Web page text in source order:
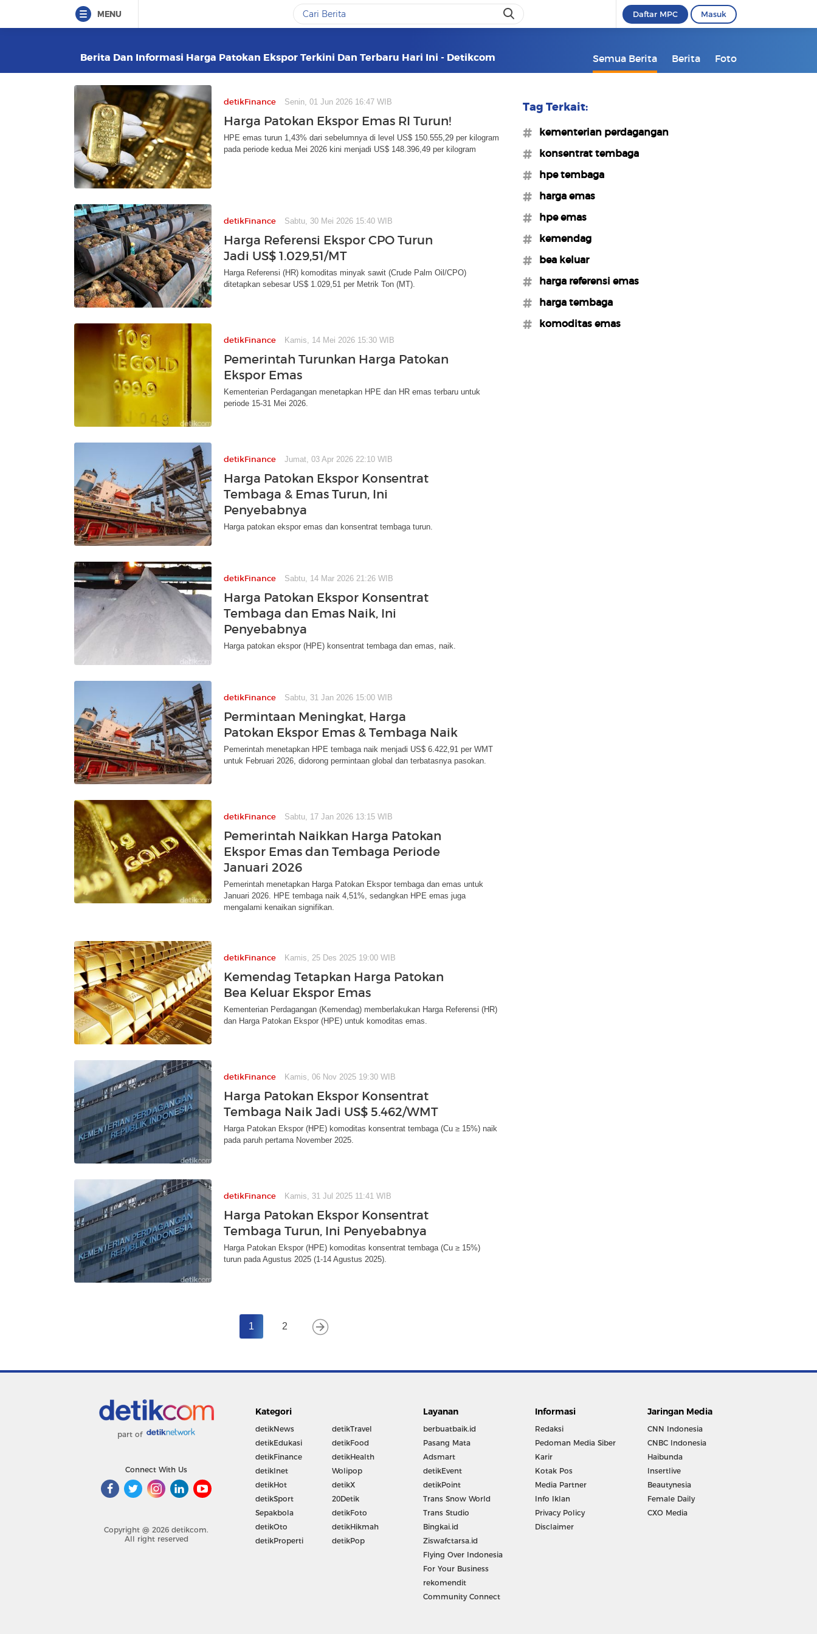
MENU Daftar MPC Masuk
Berita Dan Informasi Harga Patokan Ekspor Terkini Dan Terbaru Hari Ini - Detikcom Semua Berita Berita Foto
detikFinance Senin, 01 Jun 2026 16:47 WIB
Harga Patokan Ekspor Emas RI Turun!
HPE emas turun 1,43% dari sebelumnya di level US$ 150.555,29 per kilogram
pada periode kedua Mei 2026 kini menjadi US$ 148.396,49 per kilogram
detikFinance Sabtu, 30 Mei 2026 15:40 WIB
Harga Referensi Ekspor CPO Turun
Jadi US$ 1.029,51/MT
Harga Referensi (HR) komoditas minyak sawit (Crude Palm Oil/CPO)
ditetapkan sebesar US$ 1.029,51 per Metrik Ton (MT).
detikFinance Kamis, 14 Mei 2026 15:30 WIB
Pemerintah Turunkan Harga Patokan
Ekspor Emas
Kementerian Perdagangan menetapkan HPE dan HR emas terbaru untuk
periode 15-31 Mei 2026.
detikFinance Jumat, 03 Apr 2026 22:10 WIB
Harga Patokan Ekspor Konsentrat
Tembaga & Emas Turun, Ini
Penyebabnya
Harga patokan ekspor emas dan konsentrat tembaga turun.
detikFinance Sabtu, 14 Mar 2026 21:26 WIB
Harga Patokan Ekspor Konsentrat
Tembaga dan Emas Naik, Ini
Penyebabnya
Harga patokan ekspor (HPE) konsentrat tembaga dan emas, naik.
detikFinance Sabtu, 31 Jan 2026 15:00 WIB
Permintaan Meningkat, Harga
Patokan Ekspor Emas & Tembaga Naik
Pemerintah menetapkan HPE tembaga naik menjadi US$ 6.422,91 per WMT
untuk Februari 2026, didorong permintaan global dan terbatasnya pasokan.
detikFinance Sabtu, 17 Jan 2026 13:15 WIB
Pemerintah Naikkan Harga Patokan
Ekspor Emas dan Tembaga Periode
Januari 2026
Pemerintah menetapkan Harga Patokan Ekspor tembaga dan emas untuk
Januari 2026. HPE tembaga naik 4,51%, sedangkan HPE emas juga
mengalami kenaikan signifikan.
detikFinance Kamis, 25 Des 2025 19:00 WIB
Kemendag Tetapkan Harga Patokan
Bea Keluar Ekspor Emas
Kementerian Perdagangan (Kemendag) memberlakukan Harga Referensi (HR)
dan Harga Patokan Ekspor (HPE) untuk komoditas emas.
detikFinance Kamis, 06 Nov 2025 19:30 WIB
Harga Patokan Ekspor Konsentrat
Tembaga Naik Jadi US$ 5.462/WMT
Harga Patokan Ekspor (HPE) komoditas konsentrat tembaga (Cu ≥ 15%) naik
pada paruh pertama November 2025.
detikFinance Kamis, 31 Jul 2025 11:41 WIB
Harga Patokan Ekspor Konsentrat
Tembaga Turun, Ini Penyebabnya
Harga Patokan Ekspor (HPE) komoditas konsentrat tembaga (Cu ≥ 15%)
turun pada Agustus 2025 (1-14 Agustus 2025).
1 2
Tag Terkait:
#kementerian perdagangan
#konsentrat tembaga
#hpe tembaga
#harga emas
#hpe emas
#kemendag
#bea keluar
#harga referensi emas
#harga tembaga
#komoditas emas
part of
Connect With Us
Copyright @ 2026 detikcom.
All right reserved
Kategori
detikNews
detikEdukasi
detikFinance
detikInet
detikHot
detikSport
Sepakbola
detikOto
detikProperti
detikTravel
detikFood
detikHealth
Wolipop
detikX
20Detik
detikFoto
detikHikmah
detikPop
Layanan
berbuatbaik.id
Pasang Mata
Adsmart
detikEvent
detikPoint
Trans Snow World
Trans Studio
Bingkai.id
Ziswafctarsa.id
Flying Over Indonesia
For Your Business
rekomendit
Community Connect
Informasi
Redaksi
Pedoman Media Siber
Karir
Kotak Pos
Media Partner
Info Iklan
Privacy Policy
Disclaimer
Jaringan Media
CNN Indonesia
CNBC Indonesia
Haibunda
Insertlive
Beautynesia
Female Daily
CXO Media